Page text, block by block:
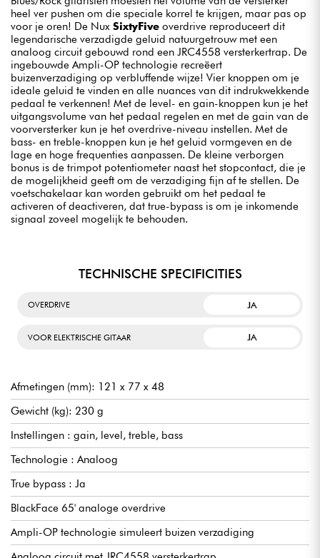
heel ver pushen om die speciale korrel te krijgen, maar pas op
voor je oren! De Nux SixtyFive overdrive reproduceert dit
legendarische verzadigde geluid natuurgetrouw met een
analoog circuit gebouwd rond een JRC4558 versterkertrap. De
ingebouwde Ampli-OP technologie recreëert
buizenverzadiging op verbluffende wijze! Vier knoppen om je
ideale geluid te vinden en alle nuances van dit indrukwekkende
pedaal te verkennen! Met de level- en gain-knoppen kun je het
uitgangsvolume van het pedaal regelen en met de gain van de
voorversterker kun je het overdrive-niveau instellen. Met de
bass- en treble-knoppen kun je het geluid vormgeven en de
lage en hoge frequenties aanpassen. De kleine verborgen
bonus is de trimpot potentiometer naast het stopcontact, die je
de mogelijkheid geeft om de verzadiging fijn af te stellen. De
voetschakelaar kan worden gebruikt om het pedaal te
activeren of deactiveren, dat true-bypass is om je inkomende
signaal zoveel mogelijk te behouden.
TECHNISCHE SPECIFICITIES
OVERDRIVE JA
VOOR ELEKTRISCHE GITAAR JA
Afmetingen (mm): 121 x 77 x 48
Gewicht (kg): 230 g
Instellingen : gain, level, treble, bass
Technologie : Analoog
True bypass : Ja
BlackFace 65' analoge overdrive
Ampli-OP technologie simuleert buizen verzadiging